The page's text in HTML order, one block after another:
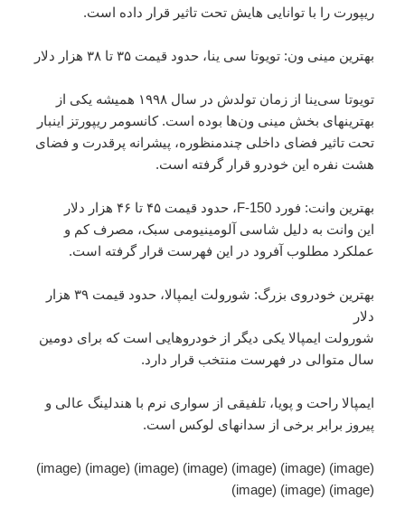
ریپورت را با توانایی هایش تحت تاثیر قرار داده است.
بهترین مینی ون: تویوتا سی ینا، حدود قیمت ۳۵ تا ۳۸ هزار دلار
تویوتا سی‌ینا از زمان تولدش در سال ۱۹۹۸ همیشه یکی از
بهترینهای بخش مینی ون‌ها بوده است. کانسومر ریپورتز اینبار
تحت تاثیر فضای داخلی چندمنظوره، پیشرانه پرقدرت و فضای
هشت نفره این خودرو قرار گرفته است.
بهترین وانت: فورد F-150، حدود قیمت ۴۵ تا ۴۶ هزار دلار
این وانت به دلیل شاسی آلومینیومی سبک، مصرف کم و
عملکرد مطلوب آفرود در این فهرست قرار گرفته است.
بهترین خودروی بزرگ: شورولت ایمپالا، حدود قیمت ۳۹ هزار
دلار
شورولت ایمپالا یکی دیگر از خودروهایی است که برای دومین
سال متوالی در فهرست منتخب قرار دارد.
ایمپالا راحت و پویا، تلفیقی از سواری نرم با هندلینگ عالی و
پیروز برابر برخی از سدانهای لوکس است.
(image) (image) (image) (image) (image) (image) (image)
(image) (image) (image)